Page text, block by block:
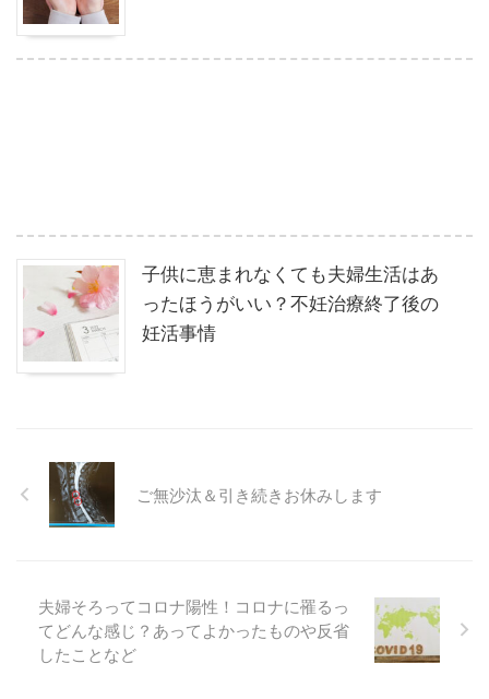
子供に恵まれなくても夫婦生活はあ
ったほうがいい？不妊治療終了後の
妊活事情
ご無沙汰＆引き続きお休みします
夫婦そろってコロナ陽性！コロナに罹るっ
てどんな感じ？あってよかったものや反省
したことなど